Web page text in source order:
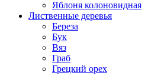
Яблоня колоновидная
Лиственные деревья
Береза
Бук
Вяз
Граб
Грецкий орех